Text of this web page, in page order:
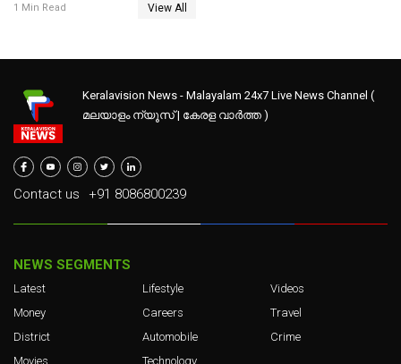
1 Min Read View All
Keralavision News - Malayalam 24x7 Live News Channel (
മലയാളം ന്യൂസ് | കേരള വാർത്ത )
Contact us +91 8086800239
NEWS SEGMENTS
Latest
Money
District
Movies
Lifestyle
Careers
Automobile
Technology
Videos
Travel
Crime